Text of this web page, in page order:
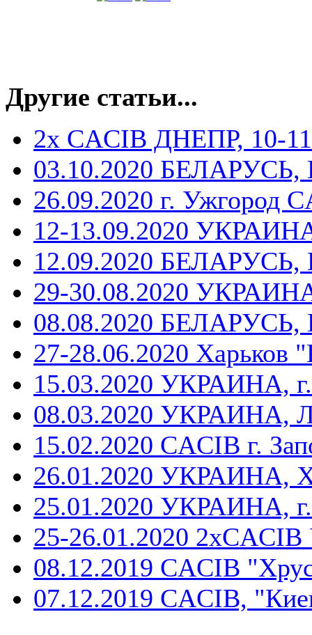
Другие статьи...
2x CACIB ДНЕПР, 10-11
03.10.2020 БЕЛАРУСЬ,
26.09.2020 г. Ужгород
12-13.09.2020
12.09.2020 БЕЛАРУСЬ,
29-30.08.2020
08.08.2020 БЕЛАРУСЬ,
27-28.06.2020 Харьков
15.03.2020 УКРАИНА,
08.03.2020 УКРАИНА,
15.02.2020 CACIB г.
26.01.2020 УКРАИНА,
25.01.2020 УКРАИНА,
25-26.01.2020
08.12.2019 CACIB
07.12.2019 CACIB,